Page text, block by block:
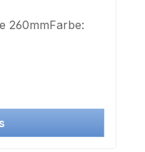
260mmFarbe: